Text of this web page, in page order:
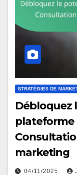
STRATÉGIES DE
Débloquez
plateforme
marketing
04/11/2025